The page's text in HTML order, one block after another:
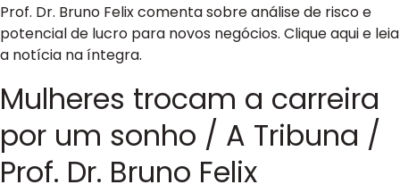
Prof. Dr. Bruno Felix comenta sobre análise de risco e
potencial de lucro para novos negócios. Clique aqui e leia
a notícia na íntegra.
Mulheres trocam a carreira
por um sonho / A Tribuna /
Prof. Dr. Bruno Felix